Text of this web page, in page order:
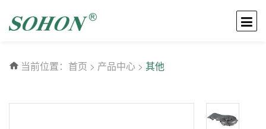
当前位置： 首页 > 产品中心 > 其他